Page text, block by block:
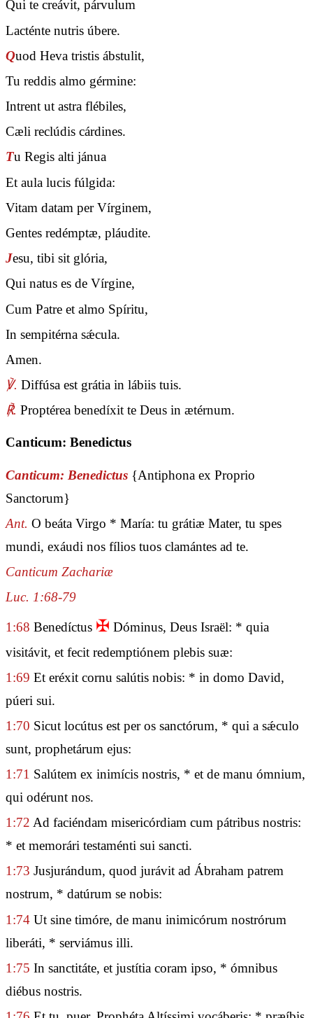
Qui te creávit, párvulum
Lacténte nutris úbere.
Quod Heva tristis ábstulit,
Tu reddis almo gérmine:
Intrent ut astra flébiles,
Cæli reclúdis cárdines.
Tu Regis alti jánua
Et aula lucis fúlgida:
Vitam datam per Vírginem,
Gentes redémptæ, pláudite.
Jesu, tibi sit glória,
Qui natus es de Vírgine,
Cum Patre et almo Spíritu,
In sempitérna sǽcula.
Amen.
℣. Diffúsa est grátia in lábiis tuis.
℟. Proptérea benedíxit te Deus in ætérnum.
Canticum: Benedictus
Canticum: Benedictus {Antiphona ex Proprio
Sanctorum}
Ant. O beáta Virgo * María: tu grátiæ Mater, tu spes
mundi, exáudi nos fílios tuos clamántes ad te.
Canticum Zachariæ
Luc. 1:68-79
1:68 Benedíctus ✠ Dóminus, Deus Israël: * quia
visitávit, et fecit redemptiónem plebis suæ:
1:69 Et eréxit cornu salútis nobis: * in domo David,
púeri sui.
1:70 Sicut locútus est per os sanctórum, * qui a sǽculo
sunt, prophetárum ejus:
1:71 Salútem ex inimícis nostris, * et de manu ómnium,
qui odérunt nos.
1:72 Ad faciéndam misericórdiam cum pátribus nostris:
* et memorári testaménti sui sancti.
1:73 Jusjurándum, quod jurávit ad Ábraham patrem
nostrum, * datúrum se nobis:
1:74 Ut sine timóre, de manu inimicórum nostrórum
liberáti, * serviámus illi.
1:75 In sanctitáte, et justítia coram ipso, * ómnibus
diébus nostris.